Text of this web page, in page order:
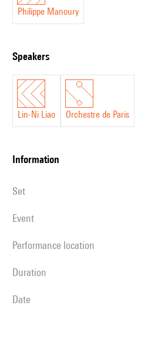
Philippe Manoury
speakers
Lin-Ni Liao Orchestre de Paris
information
set
event
performance location
duration
date